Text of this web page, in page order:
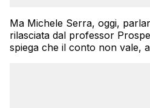
Ma Michele Serra, oggi,
rilasciata dal professor
spiega che il conto non vale,